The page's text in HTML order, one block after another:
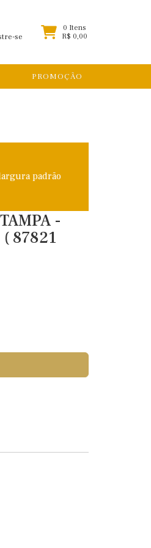
se
0 Itens
R$ 0,00
PROMOÇÃO
padrão
-
( 87821